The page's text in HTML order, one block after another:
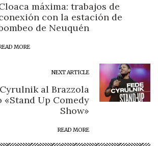
máxima: trabajos de
con la estación de
de Neuquén
MORE
NEXT ARTICLE
al Brazzola
Up Comedy
Show»
READ MORE